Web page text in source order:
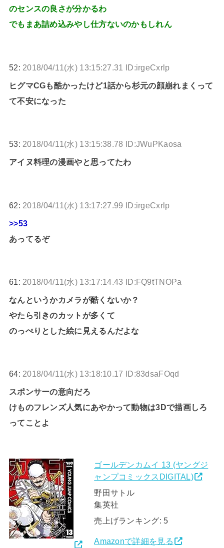
のセンスの良さが分かるわ
でもまあ詰め込みやし仕方ないのかもしれん
52: 2018/04/11(水) 13:15:27.31 ID:irgeCxrlp
ヒグマCGも酷かったけど1話から杉元の顔崩れまくって
て不安になった
53: 2018/04/11(水) 13:15:38.78 ID:JWuPKaosa
アイヌ料理の漫画やと思ってたわ
62: 2018/04/11(水) 13:17:27.99 ID:irgeCxrlp
>>53
あってるぞ
61: 2018/04/11(水) 13:17:14.43 ID:FQ9tTNOPa
なんというかカメラが酷くないか？
やたら引きのカットが多くて
のっぺりとした絵に見えるんだよな
64: 2018/04/11(水) 13:18:10.17 ID:83dsaFOqd
スポンサーの意向だろ
けものフレンズ人気にあやかって動物は3Dで描画しろ
ってことよ
ゴールデンカムイ 13 (ヤングジ
ャンプコミックスDIGITAL)
野田サトル
集英社
売上げランキング: 5
Amazonで詳細を見る